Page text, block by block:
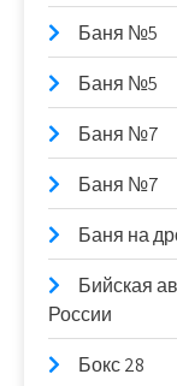
Баня №5
Баня №5
Баня №7
Баня №7
Баня на
Бийская
России
Бокс 28